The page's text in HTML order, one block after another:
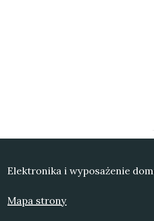
Elektronika i wyposażenie
Mapa strony